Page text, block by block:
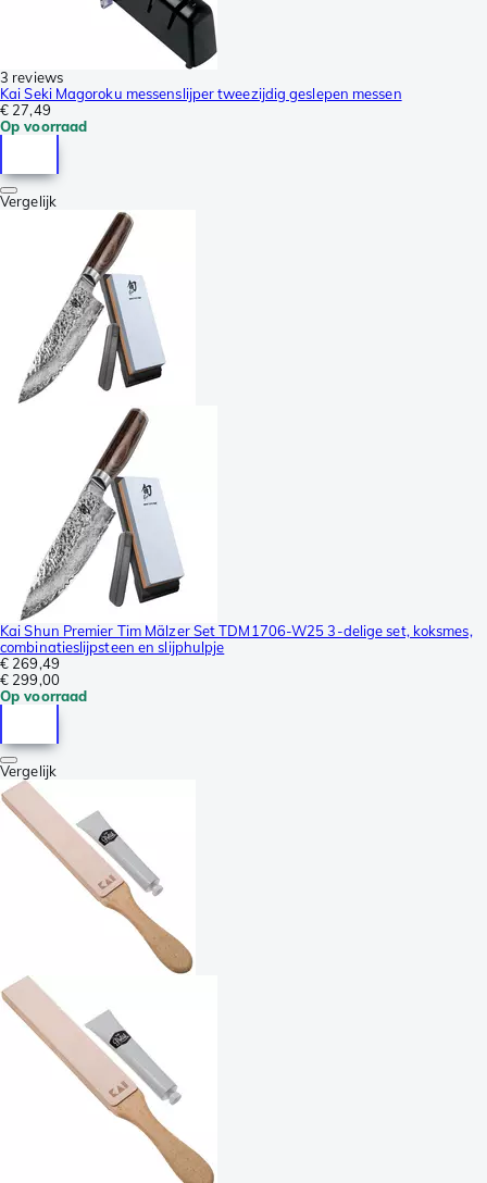
3 reviews
Kai Seki Magoroku messenslijper tweezijdig geslepen messen
€ 27,49
Op voorraad
Vergelijk
Kai Shun Premier Tim Mälzer Set TDM1706-W25 3-delige set, koksmes,
combinatieslijpsteen en slijphulpje
€ 269,49
€ 299,00
Op voorraad
Vergelijk